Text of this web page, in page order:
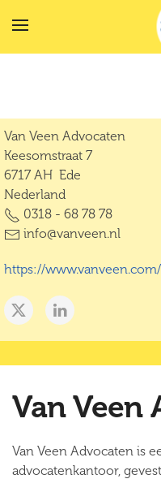
Terug naar
Van Veen Advocaten
Keesomstraat 7
6717 AH Ede
Nederland
0318 - 68 78 78
info@vanveen.nl
https://www.vanveen.com/
Van Veen
Van Veen Advocaten is
advocatenkantoor,